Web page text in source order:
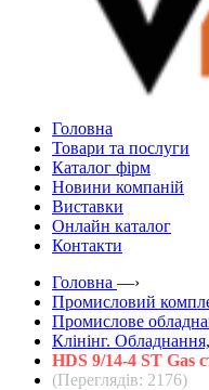
Головна
Товари та послуги
Каталог фірм
Новини компаній
Виставки
Онлайн каталог
Контакти
Головна —›
Промисловий
Промислове
Клінінг.
HDS 9/14-4 ST Gas
(Переглядів: 2176)